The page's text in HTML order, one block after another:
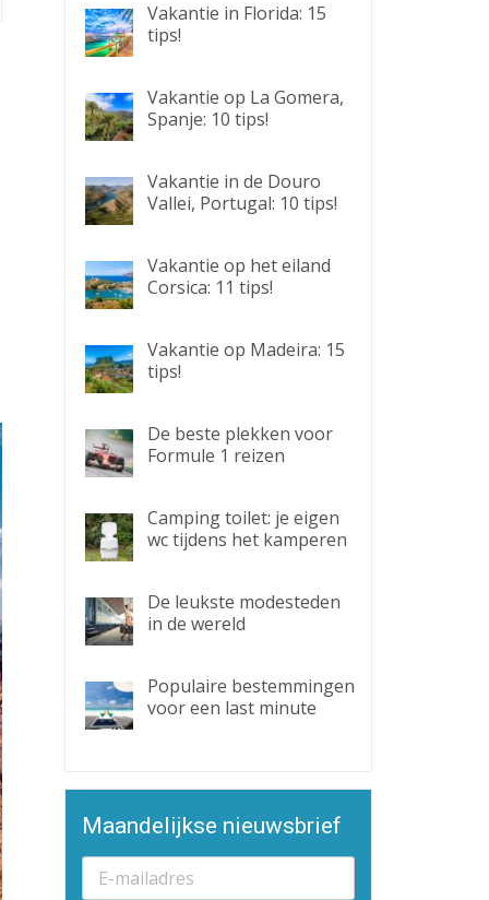
Vakantie in Florida: 15
tips!
Vakantie op La Gomera,
Spanje: 10 tips!
Vakantie in de Douro
Vallei, Portugal: 10 tips!
Vakantie op het eiland
Corsica: 11 tips!
Vakantie op Madeira: 15
tips!
De beste plekken voor
Formule 1 reizen
Camping toilet: je eigen
wc tijdens het kamperen
De leukste modesteden
in de wereld
Populaire bestemmingen
voor een last minute
Maandelijkse nieuwsbrief